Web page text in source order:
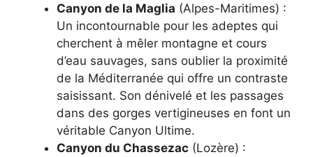
Canyon de la Maglia (Alpes-Maritimes) :
Un incontournable pour les adeptes qui
cherchent à mêler montagne et cours
d’eau sauvages, sans oublier la proximité
de la Méditerranée qui offre un contraste
saisissant. Son dénivelé et les passages
dans des gorges vertigineuses en font un
véritable Canyon Ultime.
Canyon du Chassezac (Lozère) :